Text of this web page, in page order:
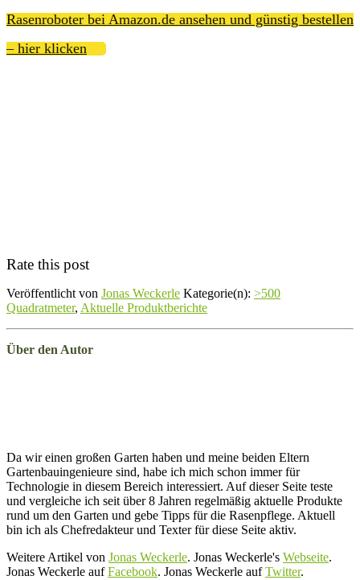
Rasenroboter bei Amazon.de ansehen und günstig bestellen
– hier klicken
Rate this post
Veröffentlicht von Jonas Weckerle Kategorie(n): >500
Quadratmeter, Aktuelle Produktberichte
Über den Autor
Da wir einen großen Garten haben und meine beiden Eltern
Gartenbauingenieure sind, habe ich mich schon immer für
Technologie in diesem Bereich interessiert. Auf dieser Seite teste
und vergleiche ich seit über 8 Jahren regelmäßig aktuelle Produkte
rund um den Garten und gebe Tipps für die Rasenpflege. Aktuell
bin ich als Chefredakteur und Texter für diese Seite aktiv.
Weitere Artikel von Jonas Weckerle. Jonas Weckerle's Webseite.
Jonas Weckerle aufFacebook. Jonas Weckerle aufTwitter.